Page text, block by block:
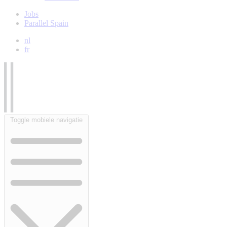
Jobs
Parallel Spain
nl
fr
Toggle mobiele navigatie